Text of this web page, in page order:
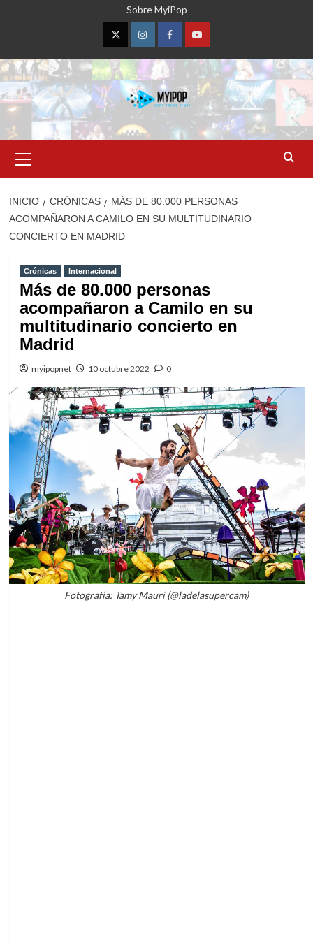
Sobre MyiPop
TwitterInstagramFacebookYouTube
primario
INICIO CRÓNICAS
MÁS DE 80.000 PERSONAS
ACOMPAÑARON A CAMILO EN SU MULTITUDINARIO
CONCIERTO EN MADRID
Crónicas Internacional
Más de 80.000 personas
acompañaron a Camilo en su
multitudinario concierto en
Madrid
myipopnet 10 octubre 2022 0
Fotografía: Tamy Mauri (@ladelasupercam)